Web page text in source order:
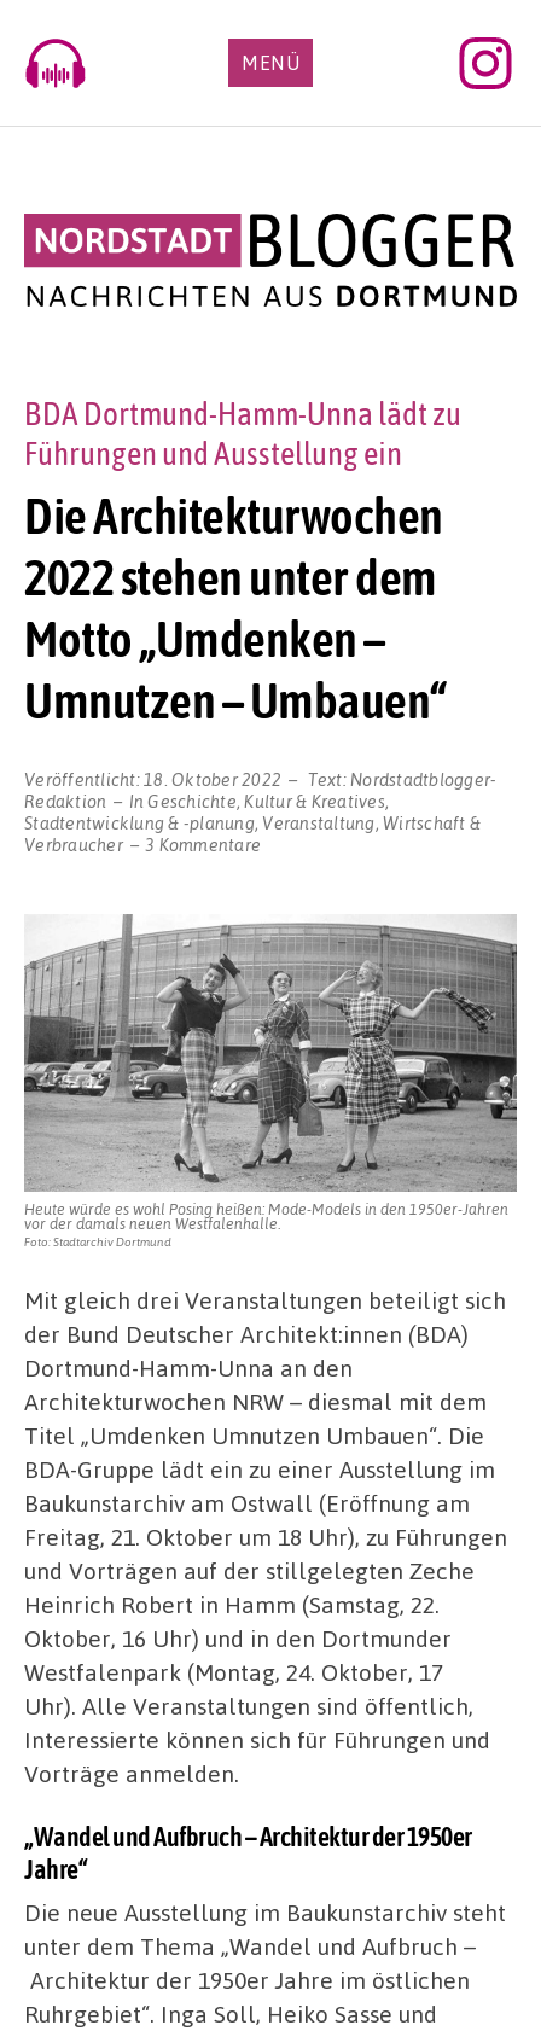
content
MENÜ
Die Architekturwochen
2022 stehen unter dem
Motto „Umdenken –
Umnutzen – Umbauen“
BDA Dortmund-Hamm-Unna lädt zu
Führungen und Ausstellung ein
Veröffentlicht: 18. Oktober 2022 Text: Nordstadtblogger-
Redaktion
InGeschichte,Kultur & Kreatives,
Stadtentwicklung & -planung, Veranstaltung, Wirtschaft &
Verbraucher
3 Kommentare
stehen
unter
dem
Motto
„Umdenken
–
Umnutzen
–
Umbauen“
Heute würde es wohl Posing heißen: Mode-Models in den 1950er-Jahren
vor der damals neuen Westfalenhalle.
Foto: Stadtarchiv Dortmund
Mit gleich drei Veranstaltungen beteiligt sich
der Bund Deutscher Architekt:innen (BDA)
Dortmund-Hamm-Unna an den
Architekturwochen NRW – diesmal mit dem
Titel „Umdenken Umnutzen Umbauen“. Die
BDA-Gruppe lädt ein zu einer Ausstellung im
Baukunstarchiv am Ostwall (Eröffnung am
Freitag, 21. Oktober um 18 Uhr), zu Führungen
und Vorträgen auf der stillgelegten Zeche
Heinrich Robert in Hamm (Samstag, 22.
Oktober, 16 Uhr) und in den Dortmunder
Westfalenpark (Montag, 24. Oktober, 17
Uhr). Alle Veranstaltungen sind öffentlich,
Interessierte können sich für Führungen und
Vorträge anmelden.
„Wandel und Aufbruch – Architektur der 1950er
Jahre“
Die neue Ausstellung im Baukunstarchiv steht
unter dem Thema „Wandel und Aufbruch –
Architektur der 1950er Jahre im östlichen
Ruhrgebiet“. Inga Soll, Heiko Sasse und